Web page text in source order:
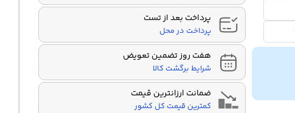
پرداخت بعد از تست
پرداخت در محل
هفت روز تضمین تعویض
شرایط برگشت کالا
ضمانت ارزانترین قیمت
کمترین قیمت کل کشور